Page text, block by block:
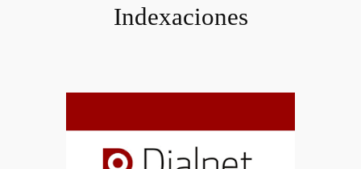
Indexaciones